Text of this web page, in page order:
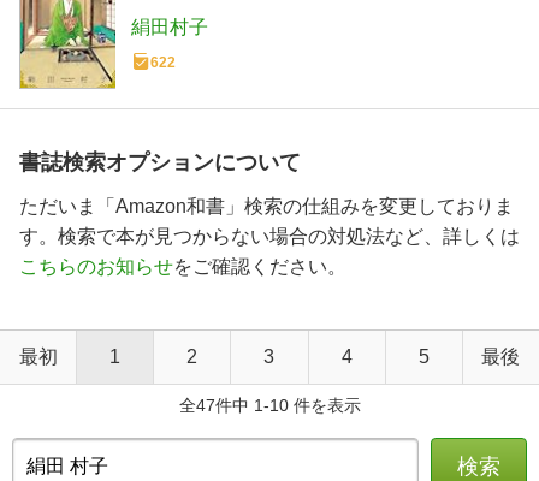
絹田村子
622
書誌検索オプションについて
ただいま「Amazon和書」検索の仕組みを変更しておりま
す。検索で本が見つからない場合の対処法など、詳しくは
こちらのお知らせをご確認ください。
最初 1 2 3 4 5 最後
全47件中 1-10 件を表示
検索